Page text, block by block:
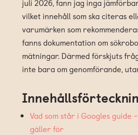
juli 2026, fann jag inga
vilket innehåll som ska citeras
varumärken som
fanns dokumentation om
mätningar. Därmed förskjuts
inte bara om genomförande,
Vad som står i Googles guide
gäller för